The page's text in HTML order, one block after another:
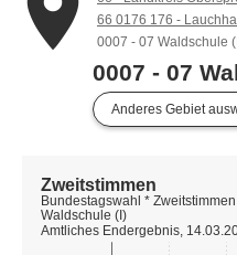
66 0176 176 -
0007 - 07 Waldschule
0007 - 07
Anderes Gebiet
Zweitstimmen
Bundestagswahl *
Waldschule (I)
Amtliches Endergebnis,